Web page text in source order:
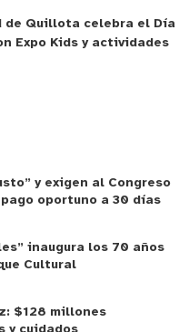
Provincial, Daniel
contentos, porque
del municipio, fue
en acercar las
instalado es de
de más de 15
ahorro anual de más
en la cuenta de
educacional.
de Quillota celebra el Día
Expo Kids y actividades
y exigen al Congreso
oportuno a 30 días
inaugura los 70 años
Cultural
$128 millones